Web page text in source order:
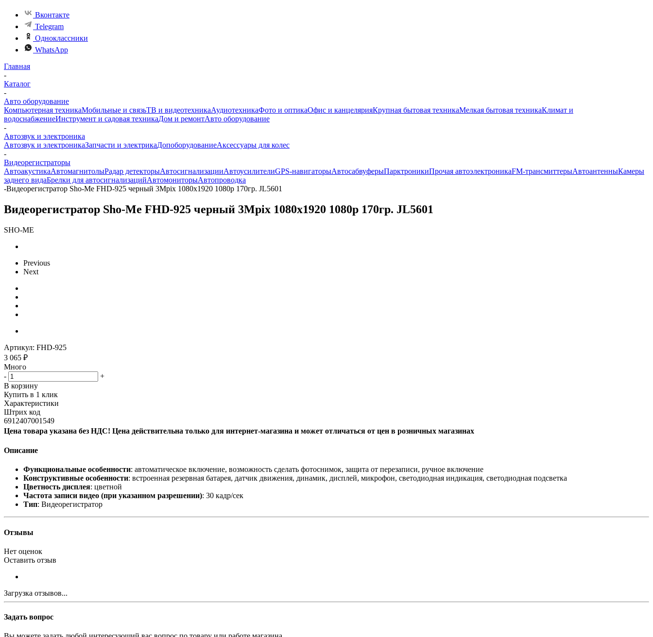
Вконтакте
Telegram
Одноклассники
WhatsApp
Главная
-
Каталог
-
Авто оборудование
Компьютерная техникаМобильные и связьТВ и видеотехникаАудиотехникаФото и оптикаОфис и канцелярияКрупная бытовая техникаМелкая бытовая техникаКлимат и
водоснабжениеИнструмент и садовая техникаДом и ремонтАвто оборудование
-
Автозвук и электроника
Автозвук и электроникаЗапчасти и электрикаДопоборудованиеАксессуары для колес
-
Видеорегистраторы
АвтоакустикаАвтомагнитолыРадар детекторыАвтосигнализацииАвтоусилителиGPS-навигаторыАвтосабвуферыПарктроникиПрочая автоэлектроникаFM-трансмиттерыАвтоантенныКамеры
заднего видаБрелки для автосигнализацийАвтомониторыАвтопроводка
-Видеорегистратор Sho-Me FHD-925 черный 3Mpix 1080x1920 1080p 170гр. JL5601
Видеорегистратор Sho-Me FHD-925 черный 3Mpix 1080x1920 1080p 170гр. JL5601
SHO-ME
Previous
Next
Артикул: FHD-925
3 065 ₽
Много
-
+
В корзину
Купить в 1 клик
Характеристики
Штрих код
6912407001549
Цена товара указана без НДС! Цена действительна только для интернет-магазина и может отличаться от цен в розничных магазинах
Описание
Функциональные особенности: автоматическое включение, возможность сделать фотоснимок, защита от перезаписи, ручное включение
Конструктивные особенности: встроенная резервная батарея, датчик движения, динамик, дисплей, микрофон, светодиодная индикация, светодиодная подсветка
Цветность дисплея: цветной
Частота записи видео (при указанном разрешении): 30 кадр/сек
Тип: Видеорегистратор
Отзывы
Нет оценок
Оставить отзыв
Загрузка отзывов...
Задать вопрос